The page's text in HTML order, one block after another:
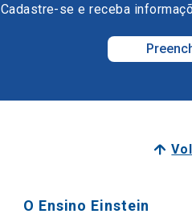
Cadastre-se e receba
O Ensino Einstein